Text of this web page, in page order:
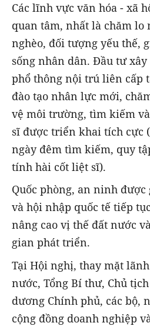
Các lĩnh vực văn hóa - xã
quan tâm, nhất là chăm lo
nghèo, đối tượng yếu thế,
sống nhân dân. Đầu tư
phổ thông nội trú liên cấp
đào tạo nhân lực mới,
vệ môi trường, tìm kiếm
sĩ được triển khai tích cực
ngày đêm tìm kiếm, quy
tính hài cốt liệt sĩ).
Quốc phòng, an ninh
và hội nhập quốc tế tiếp
nâng cao vị thế đất nước
gian phát triển.
Tại Hội nghị, thay mặt
nước, Tổng Bí thư, Chủ
dương Chính phủ, các bộ,
cộng đồng doanh nghiệp